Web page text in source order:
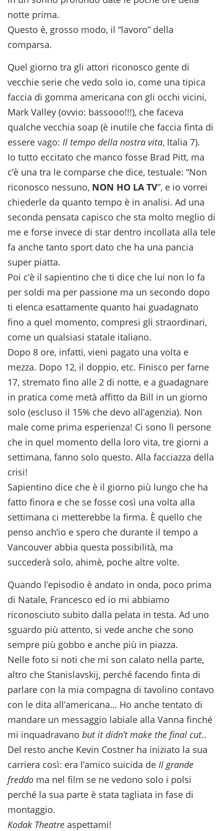
notte prima.
Questo è, grosso modo, il “lavoro” della
comparsa.
Quel giorno tra gli attori riconosco gente di
vecchie serie che vedo solo io, come una tipica
faccia di gomma americana con gli occhi vicini,
Mark Valley (ovvio: bassooo!!!), che faceva
qualche vecchia soap (è inutile che faccia finta di
essere vago: Il tempo della nostra vita, Italia 7).
Io tutto eccitato che manco fosse Brad Pitt, ma
c’è una tra le comparse che dice, testuale: “Non
riconosco nessuno, NON HO LA TV”, e io vorrei
chiederle da quanto tempo è in analisi. Ad una
seconda pensata capisco che sta molto meglio di
me e forse invece di star dentro incollata alla tele
fa anche tanto sport dato che ha una pancia
super piatta.
Poi c’è il sapientino che ti dice che lui non lo fa
per soldi ma per passione ma un secondo dopo
ti elenca esattamente quanto hai guadagnato
fino a quel momento, compresi gli straordinari,
come un qualsiasi statale italiano.
Dopo 8 ore, infatti, vieni pagato una volta e
mezza. Dopo 12, il doppio, etc. Finisco per farne
17, stremato fino alle 2 di notte, e a guadagnare
in pratica come metà affitto da Bill in un giorno
solo (escluso il 15% che devo all’agenzia). Non
male come prima esperienza! Ci sono lì persone
che in quel momento della loro vita, tre giorni a
settimana, fanno solo questo. Alla facciazza della
crisi!
Sapientino dice che è il giorno più lungo che ha
fatto finora e che se fosse così una volta alla
settimana ci metterebbe la firma. È quello che
penso anch’io e spero che durante il tempo a
Vancouver abbia questa possibilità, ma
succederà solo, ahimè, poche altre volte.
Quando l’episodio è andato in onda, poco prima
di Natale, Francesco ed io mi abbiamo
riconosciuto subito dalla pelata in testa. Ad uno
sguardo più attento, si vede anche che sono
sempre più gobbo e anche più in piazza.
Nelle foto si noti che mi son calato nella parte,
altro che Stanislavskij, perché facendo finta di
parlare con la mia compagna di tavolino contavo
con le dita all’americana… Ho anche tentato di
mandare un messaggio labiale alla Vanna finché
mi inquadravano but it didn’t make the final cut..
Del resto anche Kevin Costner ha iniziato la sua
carriera così: era l’amico suicida de Il grande
freddo ma nel film se ne vedono solo i polsi
perché la sua parte è stata tagliata in fase di
montaggio.
Kodak Theatre aspettami!